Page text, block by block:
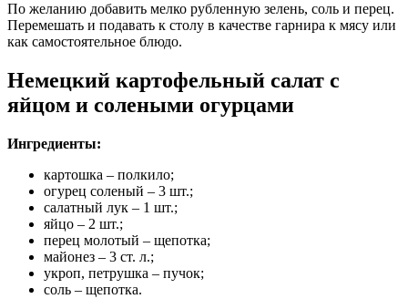
По желанию добавить мелко рубленную зелень, соль и перец.
Перемешать и подавать к столу в качестве гарнира к мясу или
как самостоятельное блюдо.
Немецкий картофельный салат с
яйцом и солеными огурцами
Ингредиенты:
картошка – полкило;
огурец соленый – 3 шт.;
салатный лук – 1 шт.;
яйцо – 2 шт.;
перец молотый – щепотка;
майонез – 3 ст. л.;
укроп, петрушка – пучок;
соль – щепотка.